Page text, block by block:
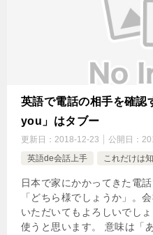
英語で電話の相手を確
you」はタブー
更新日： 2018-12-23 公開日：
英語de会話上手
これだけは
日本で家にかかってきた電
「どちら様でしょうか」。
いただいてもよろしいでし
使うと思います。 意味は「